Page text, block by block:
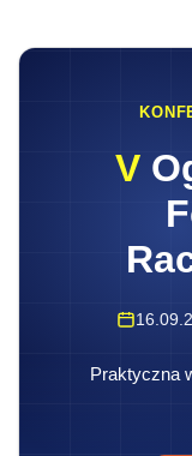
V
Praktyczna